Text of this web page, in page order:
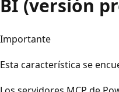
BI (versión
Importante
Esta característica se